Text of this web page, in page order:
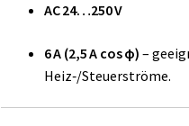
AC 24…250 V
6 A (2,5 A cos φ) –
Heiz‑/Steuerströme.